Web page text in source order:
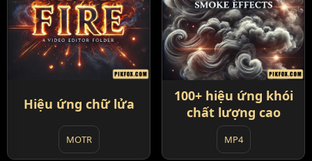
Hiệu ứng chữ lửa
MOTR
100+ hiệu ứng khói
chất lượng cao
MP4